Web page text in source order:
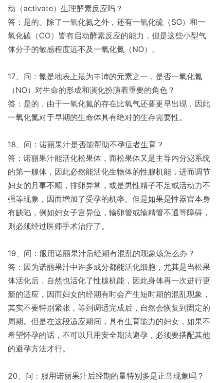
动（activate）生理酵素反应吗？
答：是的。除了一氧化氮之外，还有一氧化硫（SO）和一
氧化碳（CO）皆有启动酵素反应的能力，但是这些小型气
体分子的敏感程度远不及一氧化氮（NO）。
17、问：氮是地表上最为丰沛的元素之一，是否一氧化氮
（NO）对生命的形成和演化扮演着重要的角色？
答：是的，由于一氧化氮的存在比氧气还要更早出现，因此
一氧化氮对于早期的生命体具有绝对的生存需要性。
18、问：诺丽果汁是否能帮助不孕症者生育？
答：诺丽果汁能活化松果体，而松果体又是主导内分泌系统
的第一腺体，因此必然能活化生物体的性腺机能，进而调节
妇女的月事不顺，排卵异常，或是男性精子不足或活动力不
强等现象，因而增加了受孕的机率。但是如果是性器官本身
有缺陷，例如妇女子宫异位，输卵管或输精管不通等障碍，
则必须经过医师手术治疗了。
19、问：服用诺丽果汁后经期有混乱的现象该怎么办？
答：因为诺丽果汁中许多成分都能活化细胞，尤其是当松果
体活化后，自然也活化了性腺机能，因此身体再一次进行更
新的适应，因而妇女的经期有时会产生短时期的混乱现象，
其实不要特别紧张，等到调适完成后，自然会恢复到固定的
周期。但是在这段适应期间，具有生育能力的妇女，如果不
希望怀孕的话，不可以只用安全期法避孕，必须要搭配其他
的避孕方法才行。
20、问：服用诺丽果汁后经期的量特别多是正常现象吗？